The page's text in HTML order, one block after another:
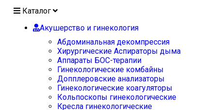
Каталог
Акушерство и гинекология
Абдоминальная декомпрессия
Хирургические Аспираторы дыма
Аппараты БОС-терапии
Гинекологические комбайны
Допплеровские анализаторы
Гинекологические коагуляторы
Кольпоскопы гинекологические
Кресла гинекологические